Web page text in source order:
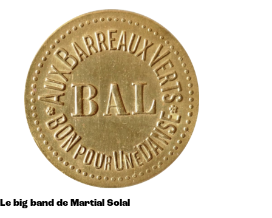
Le big band de Martial Solal